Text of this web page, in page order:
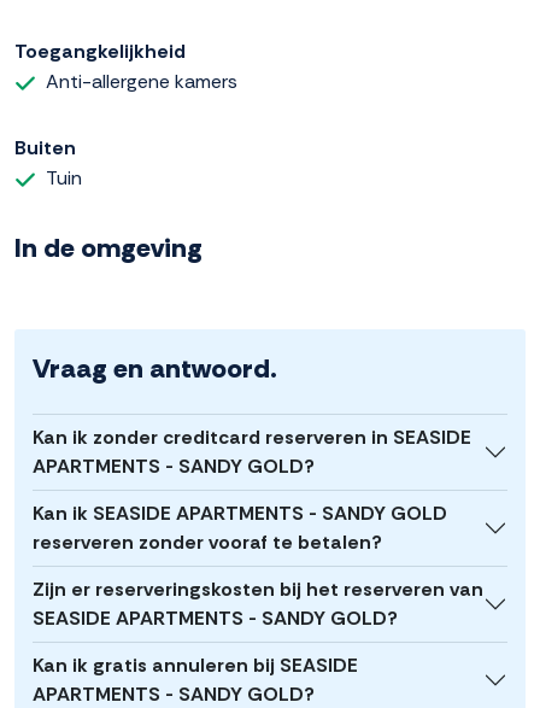
Toegangkelijkheid
Anti-allergene kamers
Buiten
Tuin
In de omgeving
Vraag en antwoord.
Kan ik zonder creditcard reserveren in SEASIDE
APARTMENTS - SANDY GOLD?
Kan ik SEASIDE APARTMENTS - SANDY GOLD
reserveren zonder vooraf te betalen?
Zijn er reserveringskosten bij het reserveren van
SEASIDE APARTMENTS - SANDY GOLD?
Kan ik gratis annuleren bij SEASIDE
APARTMENTS - SANDY GOLD?